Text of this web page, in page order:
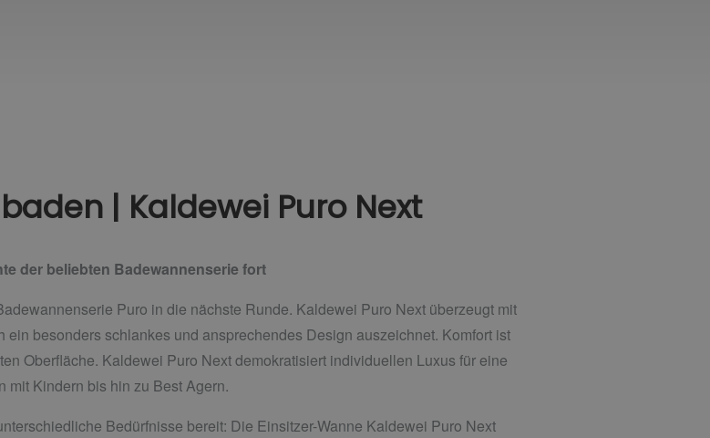
| Kaldewei Puro Next
der beliebten Badewannenserie fort
Puro in die nächste Runde. Kaldewei Puro Next überzeugt mit
besonders schlankes und ansprechendes Design auszeichnet. Komfort ist
Oberfläche. Kaldewei Puro Next demokratisiert individuellen Luxus für eine
mit Kindern bis hin zu Best Agern.
Bedürfnisse bereit: Die Einsitzer-Wanne Kaldewei Puro Next